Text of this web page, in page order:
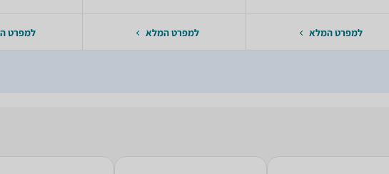
למפרט המלא למפרט המלא למפרט